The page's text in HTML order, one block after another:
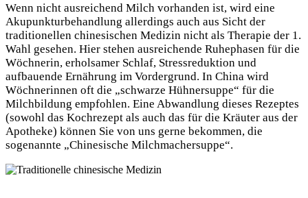
Wenn nicht ausreichend Milch vorhanden ist, wird eine
Akupunkturbehandlung allerdings auch aus Sicht der
traditionellen chinesischen Medizin nicht als Therapie der 1.
Wahl gesehen. Hier stehen ausreichende Ruhephasen für die
Wöchnerin, erholsamer Schlaf, Stressreduktion und
aufbauende Ernährung im Vordergrund. In China wird
Wöchnerinnen oft die „schwarze Hühnersuppe“ für die
Milchbildung empfohlen. Eine Abwandlung dieses Rezeptes
(sowohl das Kochrezept als auch das für die Kräuter aus der
Apotheke) können Sie von uns gerne bekommen, die
sogenannte „Chinesische Milchmachersuppe“.